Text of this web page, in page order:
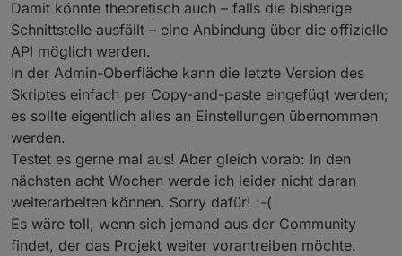
Damit könnte theoretisch auch – falls die bisherige
Schnittstelle ausfällt – eine Anbindung über die offizielle
API möglich werden.
In der Admin-Oberfläche kann die letzte Version des
Skriptes einfach per Copy-and-paste eingefügt werden;
es sollte eigentlich alles an Einstellungen übernommen
werden.
Testet es gerne mal aus! Aber gleich vorab: In den
nächsten acht Wochen werde ich leider nicht daran
weiterarbeiten können. Sorry dafür! :-(
Es wäre toll, wenn sich jemand aus der Community
findet, der das Projekt weiter vorantreiben möchte.